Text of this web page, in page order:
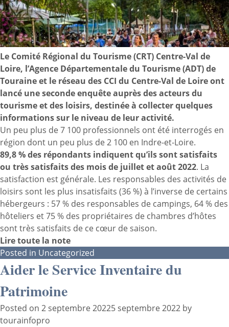
Le Comité Régional du Tourisme (CRT) Centre-Val de
Loire, l’Agence Départementale du Tourisme (ADT) de
Touraine et le réseau des CCI du Centre-Val de Loire ont
lancé une seconde enquête auprès des acteurs du
tourisme et des loisirs, destinée à collecter quelques
informations sur le niveau de leur activité.
Un peu plus de 7 100 professionnels ont été interrogés en
région dont un peu plus de 2 100 en Indre-et-Loire.
89,8 % des répondants indiquent qu’ils sont satisfaits
ou très satisfaits des mois de juillet et août 2022. La
satisfaction est générale. Les responsables des activités de
loisirs sont les plus insatisfaits (36 %) à l’inverse de certains
hébergeurs : 57 % des responsables de campings, 64 % des
hôteliers et 75 % des propriétaires de chambres d’hôtes
sont très satisfaits de ce cœur de saison.
Lire toute la note
Posted in Uncategorized
Aider le Service Inventaire du
Patrimoine
Posted on 2 septembre 20225 septembre 2022 by
tourainfopro